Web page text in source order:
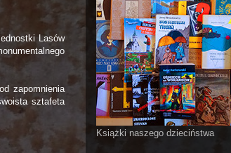
Lasów
zapomnienia
sztafeta
Książki naszego dzieciństwa